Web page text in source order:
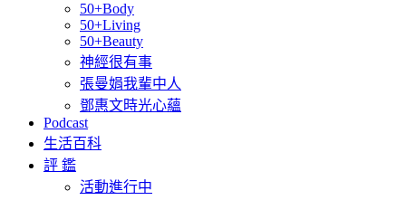
50+Body
50+Living
50+Beauty
神經很有事
張曼娟我輩中人
鄧惠文時光心蘊
Podcast
生活百科
評 鑑
活動進行中